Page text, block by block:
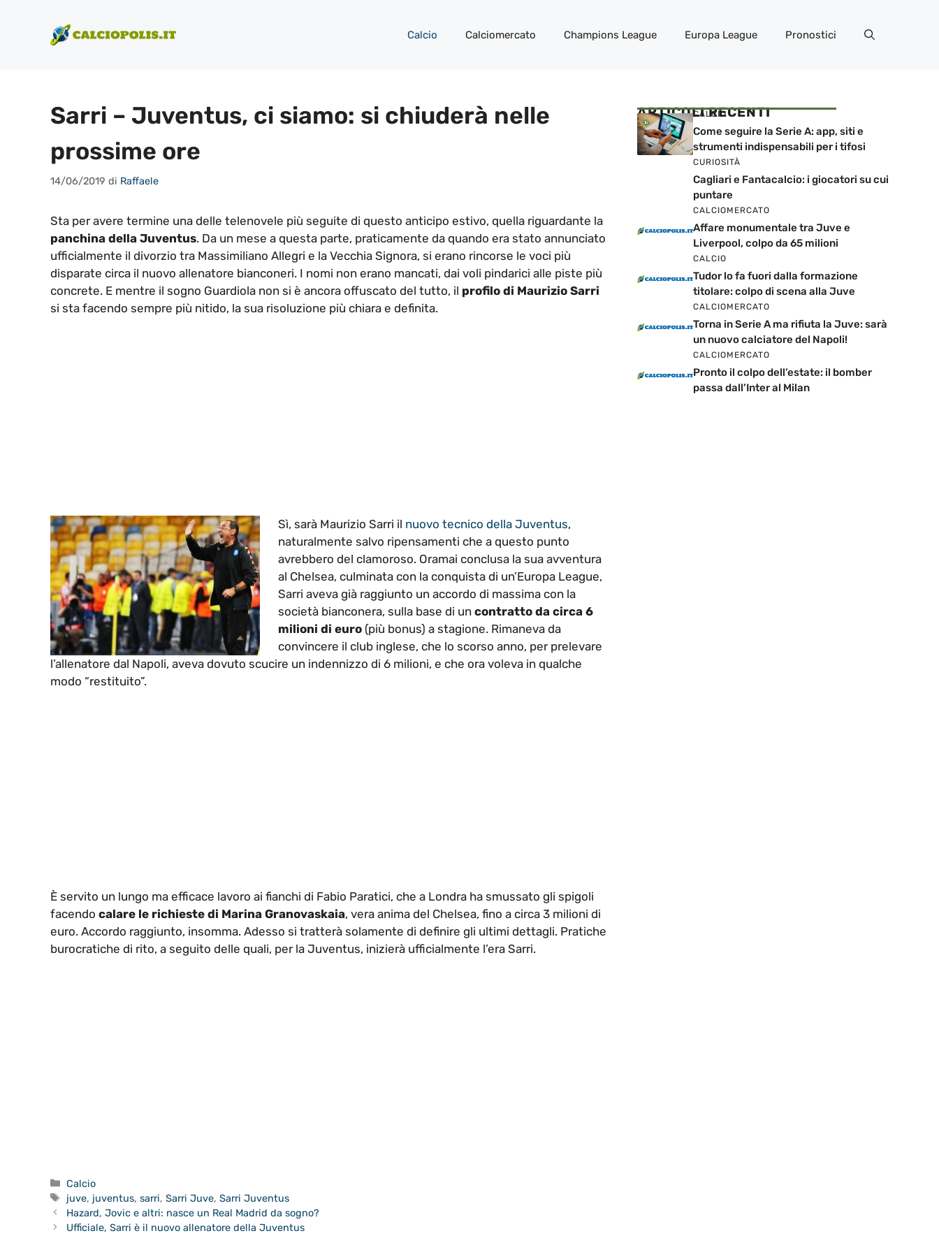
contenuto
Calcio Calciomercato Champions League Europa League Pronostici
Sarri – Juventus, ci siamo: si chiuderà nelle
prossime ore
14/06/2019 di Raffaele
Sta per avere termine una delle telenovele più seguite di questo anticipo estivo, quella riguardante la
panchina della Juventus. Da un mese a questa parte, praticamente da quando era stato annunciato
ufficialmente il divorzio tra Massimiliano Allegri e la Vecchia Signora, si erano rincorse le voci più
disparate circa il nuovo allenatore bianconeri. I nomi non erano mancati, dai voli pindarici alle piste più
concrete. E mentre il sogno Guardiola non si è ancora offuscato del tutto, il profilo di Maurizio Sarri
si sta facendo sempre più nitido, la sua risoluzione più chiara e definita.
Sì, sarà Maurizio Sarri il nuovo tecnico della Juventus,
naturalmente salvo ripensamenti che a questo punto
avrebbero del clamoroso. Oramai conclusa la sua avventura
al Chelsea, culminata con la conquista di un’Europa League,
Sarri aveva già raggiunto un accordo di massima con la
società bianconera, sulla base di un contratto da circa 6
milioni di euro(più bonus) a stagione. Rimaneva da
convincere il club inglese, che lo scorso anno, per prelevare
l’allenatore dal Napoli, aveva dovuto scucire un indennizzo di 6 milioni, e che ora voleva in qualche
modo “restituito”.
È servito un lungo ma efficace lavoro ai fianchi di Fabio Paratici, che a Londra ha smussato gli spigoli
facendo calare le richieste di Marina Granovaskaia, vera anima del Chelsea, fino a circa 3 milioni di
euro. Accordo raggiunto, insomma. Adesso si tratterà solamente di definire gli ultimi dettagli. Pratiche
burocratiche di rito, a seguito delle quali, per la Juventus, inizierà ufficialmente l’era Sarri.
Categorie
Calcio
Tag
juve, juventus,sarri,Sarri Juve,Sarri Juventus
Hazard, Jovic e altri: nasce un Real Madrid da sogno?
Ufficiale, Sarri è il nuovo allenatore della Juventus
ARTICOLI RECENTI
CALCIO
Come seguire la Serie A: app, siti e
strumenti indispensabili per i tifosi
CURIOSITÀ
Cagliari e Fantacalcio: i giocatori su cui
puntare
CALCIOMERCATO
Affare monumentale tra Juve e
Liverpool, colpo da 65 milioni
CALCIO
Tudor lo fa fuori dalla formazione
titolare: colpo di scena alla Juve
CALCIOMERCATO
Torna in Serie A ma rifiuta la Juve: sarà
un nuovo calciatore del Napoli!
CALCIOMERCATO
Pronto il colpo dell’estate: il bomber
passa dall’Inter al Milan